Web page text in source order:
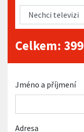
Celkem: 399
Jméno a příjmení
Adresa